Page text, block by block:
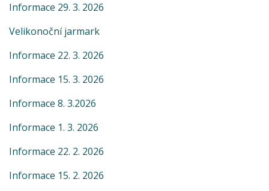
Informace 29. 3. 2026
Velikonoční jarmark
Informace 22. 3. 2026
Informace 15. 3. 2026
Informace 8. 3.2026
Informace 1. 3. 2026
Informace 22. 2. 2026
Informace 15. 2. 2026